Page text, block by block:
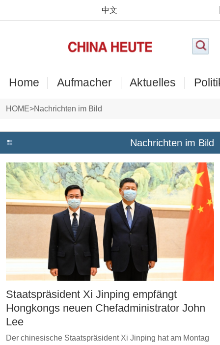
中文
Home Aufmacher Aktuelles
HOME>Nachrichten im Bild
Nachrichten im Bild
Staatspräsident Xi Jinping empfängt
Hongkongs neuen Chefadministrator John
Lee
Der chinesische Staatspräsident Xi Jinping hat am Montag